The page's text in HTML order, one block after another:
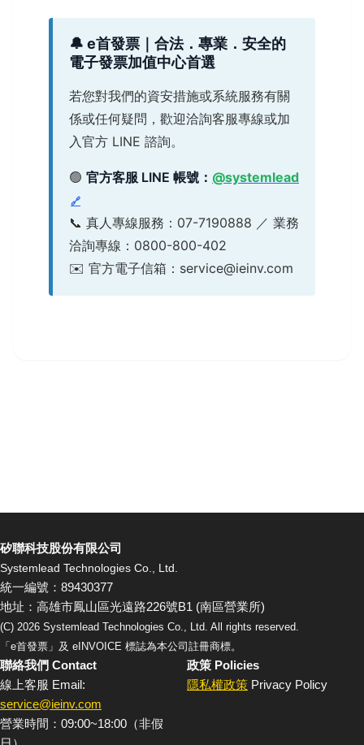
🔔 e首發票｜合法．專業．安全的
電子發票加值中心首選
若您對我們的資安措施或系統服務有關
係或任何疑問，歡迎洽詢客服專線或加
入官方 LINE 諮詢。
🟢 官方客服 LINE 帳號： @systemlead
📞 真人專線服務：07-7190888 ／ 業務
洽詢專線：0800-800-402
✉️ 官方電子信箱：service@ieinv.com
矽聯科技股份有限公司
Systemlead Technologies Co., Ltd.
統一編號：89430377
地址：高雄市鳳山區光遠路226號B1 (南區營業所)
(C) 2026 Systemlead Technologies Co., Ltd. All rights reserved.
「e首發票」及 eINVOICE 標誌為本公司註冊商標。
聯絡我們 Contact
線上客服 Email:
service@ieinv.com
營業時間：09:00~18:00（非假
政策 Policies
隱私權政策 Privacy Policy